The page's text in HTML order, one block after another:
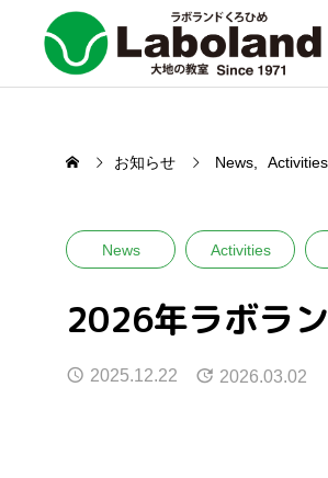
お知らせ News Activities
News Activities
2026年ラボラ
2025.12.22 2026.03.02